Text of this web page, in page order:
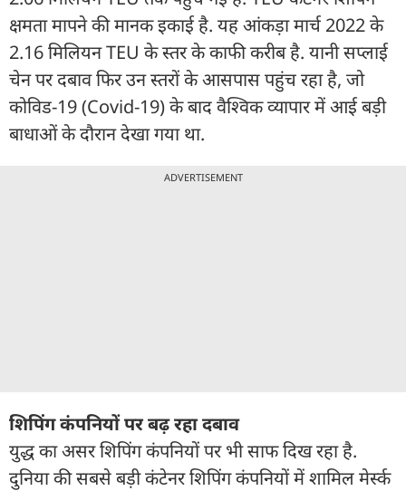
क्षमता मापने की मानक इकाई है. यह आंकड़ा मार्च 2022 के
2.16 मिलियन TEU के स्तर के काफी करीब है. यानी सप्लाई
चेन पर दबाव फिर उन स्तरों के आसपास पहुंच रहा है, जो
कोविड-19 (Covid-19) के बाद वैश्विक व्यापार में आई बड़ी
बाधाओं के दौरान देखा गया था.
ADVERTISEMENT
शिपिंग कंपनियों पर बढ़ रहा दबाव
युद्ध का असर शिपिंग कंपनियों पर भी साफ दिख रहा है.
दुनिया की सबसे बड़ी कंटेनर शिपिंग कंपनियों में शामिल मेर्स्क